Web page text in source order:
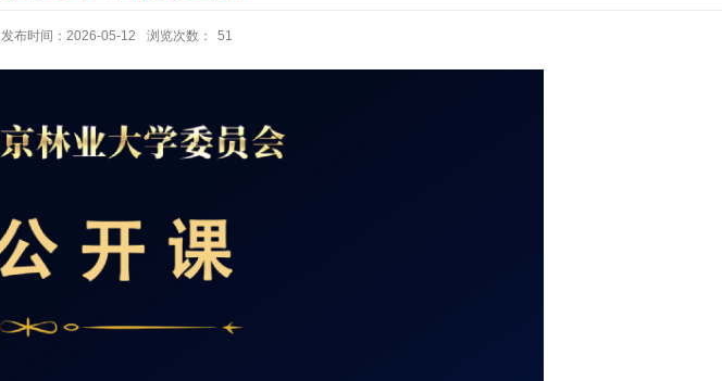
发布时间：2026-05-12 浏览次数： 51